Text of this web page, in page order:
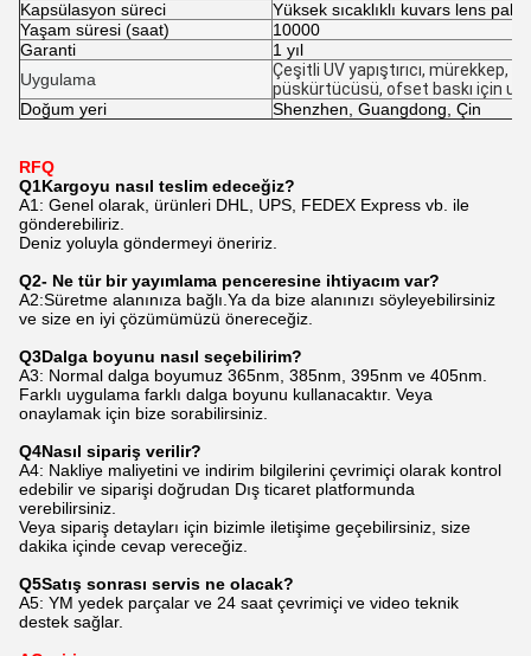
Kapsülasyon süreci
Yüksek sıcaklıklı kuvars lens
Yaşam süresi (saat)
10000
Garanti
1 yıl
Uygulama
Çeşitli UV yapıştırıcı, mürekkep,
püskürtücüsü, ofset baskı için
Doğum yeri
Shenzhen, Guangdong, Çin
RFQ
Q1Kargoyu nasıl teslim edeceğiz?
A1: Genel olarak, ürünleri DHL, UPS, FEDEX Express vb. ile
gönderebiliriz.
Deniz yoluyla göndermeyi öneririz.
Q2- Ne tür bir yayımlama penceresine ihtiyacım var?
A2:Süretme alanınıza bağlı.Ya da bize alanınızı söyleyebilirsiniz
ve size en iyi çözümümüzü önereceğiz.
Q3Dalga boyunu nasıl seçebilirim?
A3: Normal dalga boyumuz 365nm, 385nm, 395nm ve 405nm.
Farklı uygulama farklı dalga boyunu kullanacaktır. Veya
onaylamak için bize sorabilirsiniz.
Q4Nasıl sipariş verilir?
A4: Nakliye maliyetini ve indirim bilgilerini çevrimiçi olarak kontrol
edebilir ve siparişi doğrudan Dış ticaret platformunda
verebilirsiniz.
Veya sipariş detayları için bizimle iletişime geçebilirsiniz, size
dakika içinde cevap vereceğiz.
Q5Satış sonrası servis ne olacak?
A5: YM yedek parçalar ve 24 saat çevrimiçi ve video teknik
destek sağlar.